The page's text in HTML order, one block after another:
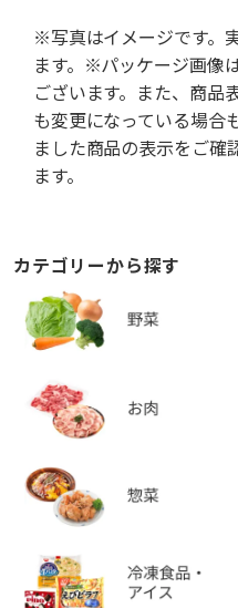
※写真はイメージです。
ます。※パッケージ画像
ございます。また、商品
も変更になっている場合
ました商品の表示をご確
ます。
カテゴリーから探す